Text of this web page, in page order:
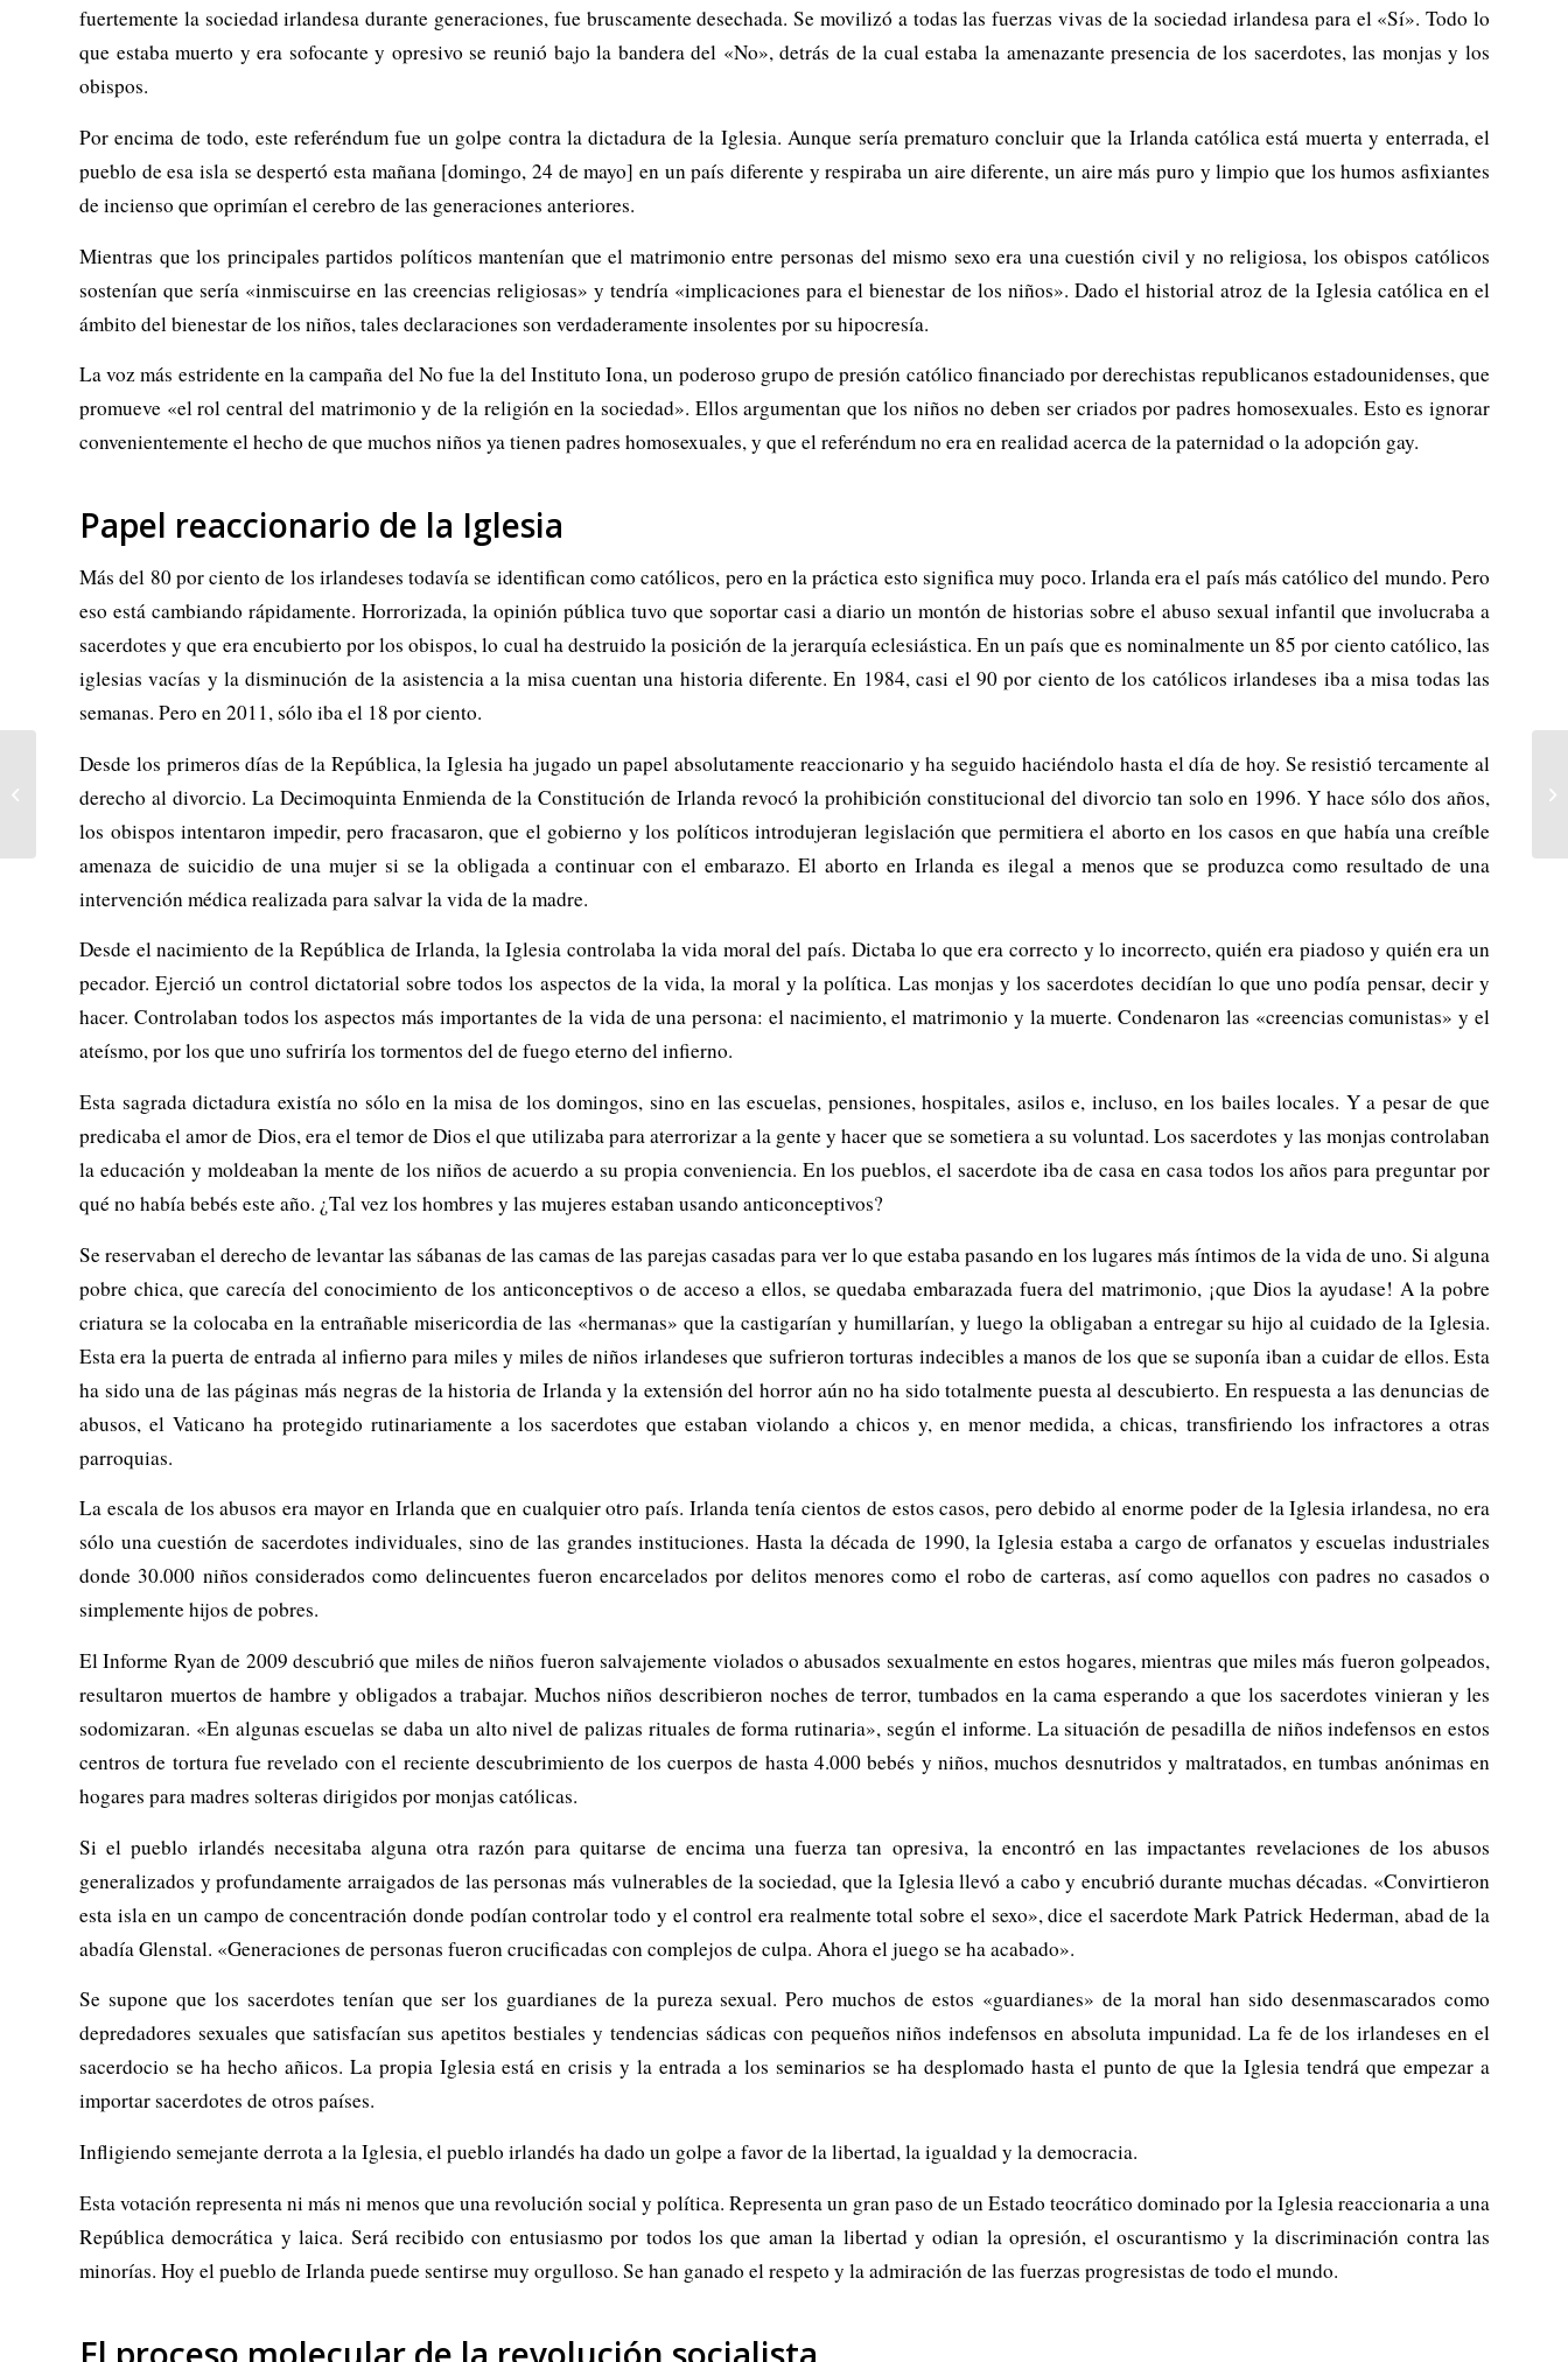
fuertemente la sociedad irlandesa durante generaciones, fue bruscamente desechada. Se movilizó a todas las fuerzas vivas de la sociedad irlandesa para el «Sí». Todo lo
que estaba muerto y era sofocante y opresivo se reunió bajo la bandera del «No», detrás de la cual estaba la amenazante presencia de los sacerdotes, las monjas y los
obispos.
Por encima de todo, este referéndum fue un golpe contra la dictadura de la Iglesia. Aunque sería prematuro concluir que la Irlanda católica está muerta y enterrada, el
pueblo de esa isla se despertó esta mañana [domingo, 24 de mayo] en un país diferente y respiraba un aire diferente, un aire más puro y limpio que los humos asfixiantes
de incienso que oprimían el cerebro de las generaciones anteriores.
Mientras que los principales partidos políticos mantenían que el matrimonio entre personas del mismo sexo era una cuestión civil y no religiosa, los obispos católicos
sostenían que sería «inmiscuirse en las creencias religiosas» y tendría «implicaciones para el bienestar de los niños». Dado el historial atroz de la Iglesia católica en el
ámbito del bienestar de los niños, tales declaraciones son verdaderamente insolentes por su hipocresía.
La voz más estridente en la campaña del No fue la del Instituto Iona, un poderoso grupo de presión católico financiado por derechistas republicanos estadounidenses, que
promueve «el rol central del matrimonio y de la religión en la sociedad». Ellos argumentan que los niños no deben ser criados por padres homosexuales. Esto es ignorar
convenientemente el hecho de que muchos niños ya tienen padres homosexuales, y que el referéndum no era en realidad acerca de la paternidad o la adopción gay.
Papel reaccionario de la Iglesia
Más del 80 por ciento de los irlandeses todavía se identifican como católicos, pero en la práctica esto significa muy poco. Irlanda era el país más católico del mundo. Pero
eso está cambiando rápidamente. Horrorizada, la opinión pública tuvo que soportar casi a diario un montón de historias sobre el abuso sexual infantil que involucraba a
sacerdotes y que era encubierto por los obispos, lo cual ha destruido la posición de la jerarquía eclesiástica. En un país que es nominalmente un 85 por ciento católico, las
iglesias vacías y la disminución de la asistencia a la misa cuentan una historia diferente. En 1984, casi el 90 por ciento de los católicos irlandeses iba a misa todas las
semanas. Pero en 2011, sólo iba el 18 por ciento.
Desde los primeros días de la República, la Iglesia ha jugado un papel absolutamente reaccionario y ha seguido haciéndolo hasta el día de hoy. Se resistió tercamente al
derecho al divorcio. La Decimoquinta Enmienda de la Constitución de Irlanda revocó la prohibición constitucional del divorcio tan solo en 1996. Y hace sólo dos años,
los obispos intentaron impedir, pero fracasaron, que el gobierno y los políticos introdujeran legislación que permitiera el aborto en los casos en que había una creíble
amenaza de suicidio de una mujer si se la obligada a continuar con el embarazo. El aborto en Irlanda es ilegal a menos que se produzca como resultado de una
intervención médica realizada para salvar la vida de la madre.
Desde el nacimiento de la República de Irlanda, la Iglesia controlaba la vida moral del país. Dictaba lo que era correcto y lo incorrecto, quién era piadoso y quién era un
pecador. Ejerció un control dictatorial sobre todos los aspectos de la vida, la moral y la política. Las monjas y los sacerdotes decidían lo que uno podía pensar, decir y
hacer. Controlaban todos los aspectos más importantes de la vida de una persona: el nacimiento, el matrimonio y la muerte. Condenaron las «creencias comunistas» y el
ateísmo, por los que uno sufriría los tormentos del de fuego eterno del infierno.
Esta sagrada dictadura existía no sólo en la misa de los domingos, sino en las escuelas, pensiones, hospitales, asilos e, incluso, en los bailes locales. Y a pesar de que
predicaba el amor de Dios, era el temor de Dios el que utilizaba para aterrorizar a la gente y hacer que se sometiera a su voluntad. Los sacerdotes y las monjas controlaban
la educación y moldeaban la mente de los niños de acuerdo a su propia conveniencia. En los pueblos, el sacerdote iba de casa en casa todos los años para preguntar por
qué no había bebés este año. ¿Tal vez los hombres y las mujeres estaban usando anticonceptivos?
Se reservaban el derecho de levantar las sábanas de las camas de las parejas casadas para ver lo que estaba pasando en los lugares más íntimos de la vida de uno. Si alguna
pobre chica, que carecía del conocimiento de los anticonceptivos o de acceso a ellos, se quedaba embarazada fuera del matrimonio, ¡que Dios la ayudase! A la pobre
criatura se la colocaba en la entrañable misericordia de las «hermanas» que la castigarían y humillarían, y luego la obligaban a entregar su hijo al cuidado de la Iglesia.
Esta era la puerta de entrada al infierno para miles y miles de niños irlandeses que sufrieron torturas indecibles a manos de los que se suponía iban a cuidar de ellos. Esta
ha sido una de las páginas más negras de la historia de Irlanda y la extensión del horror aún no ha sido totalmente puesta al descubierto. En respuesta a las denuncias de
abusos, el Vaticano ha protegido rutinariamente a los sacerdotes que estaban violando a chicos y, en menor medida, a chicas, transfiriendo los infractores a otras
parroquias.
La escala de los abusos era mayor en Irlanda que en cualquier otro país. Irlanda tenía cientos de estos casos, pero debido al enorme poder de la Iglesia irlandesa, no era
sólo una cuestión de sacerdotes individuales, sino de las grandes instituciones. Hasta la década de 1990, la Iglesia estaba a cargo de orfanatos y escuelas industriales
donde 30.000 niños considerados como delincuentes fueron encarcelados por delitos menores como el robo de carteras, así como aquellos con padres no casados ​​o
simplemente hijos de pobres.
El Informe Ryan de 2009 descubrió que miles de niños fueron salvajemente violados o abusados sexualmente en estos hogares, mientras que miles más fueron golpeados,
resultaron muertos de hambre y obligados a trabajar. Muchos niños describieron noches de terror, tumbados en la cama esperando a que los sacerdotes vinieran y les
sodomizaran. «En algunas escuelas se daba un alto nivel de palizas rituales de forma rutinaria», según el informe. La situación de pesadilla de niños indefensos en estos
centros de tortura fue revelado con el reciente descubrimiento de los cuerpos de hasta 4.000 bebés y niños, muchos desnutridos y maltratados, en tumbas anónimas en
hogares para madres solteras dirigidos por monjas católicas.
Si el pueblo irlandés necesitaba alguna otra razón para quitarse de encima una fuerza tan opresiva, la encontró en las impactantes revelaciones de los abusos
generalizados y profundamente arraigados de las personas más vulnerables de la sociedad, que la Iglesia llevó a cabo y encubrió durante muchas décadas. «Convirtieron
esta isla en un campo de concentración donde podían controlar todo y el control era realmente total sobre el sexo», dice el sacerdote Mark Patrick Hederman, abad de la
abadía Glenstal. «Generaciones de personas fueron crucificadas con complejos de culpa. Ahora el juego se ha acabado».
Se supone que los sacerdotes tenían que ser los guardianes de la pureza sexual. Pero muchos de estos «guardianes» de la moral han sido desenmascarados como
depredadores sexuales que satisfacían sus apetitos bestiales y tendencias sádicas con pequeños niños indefensos en absoluta impunidad. La fe de los irlandeses en el
sacerdocio se ha hecho añicos. La propia Iglesia está en crisis y la entrada a los seminarios se ha desplomado hasta el punto de que la Iglesia tendrá que empezar a
importar sacerdotes de otros países.
Infligiendo semejante derrota a la Iglesia, el pueblo irlandés ha dado un golpe a favor de la libertad, la igualdad y la democracia.
Esta votación representa ni más ni menos que una revolución social y política. Representa un gran paso de un Estado teocrático dominado por la Iglesia reaccionaria a una
República democrática y laica. Será recibido con entusiasmo por todos los que aman la libertad y odian la opresión, el oscurantismo y la discriminación contra las
minorías. Hoy el pueblo de Irlanda puede sentirse muy orgulloso. Se han ganado el respeto y la admiración de las fuerzas progresistas de todo el mundo.
Barcelona fa història i es
converteix en